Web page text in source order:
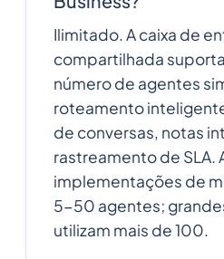
Ilimitado. A caixa de
compartilhada
número de agentes
roteamento
de conversas, notas
rastreamento de SLA.
implementações de
5-50 agentes;
utilizam mais de 100.